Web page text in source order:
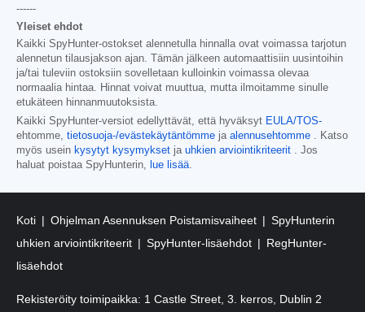
------
Yleiset ehdot
Kaikki SpyHunter-ostokset alennetulla hinnalla ovat voimassa tarjotun
alennetun tilausjakson ajan. Tämän jälkeen automaattisiin uusintoihin
ja/tai tuleviin ostoksiin sovelletaan kulloinkin voimassa olevaa
normaalia hintaa. Hinnat voivat muuttua, mutta ilmoitamme sinulle
etukäteen hinnanmuutoksista.
Kaikki SpyHunter-versiot edellyttävät, että hyväksyt EULA/TOS-
ehtomme, tietosuoja-/evästekäytäntömme ja alennusehtomme . Katso
myös usein kysytyt kysymykset ja uhkien arviointikriteerit . Jos
haluat poistaa SpyHunterin, lue lisää.
Koti Ohjelman Asennuksen Poistamisvaiheet
SpyHunterin
uhkien arviointikriteerit
SpyHunter-lisäehdot
RegHunter-
lisäehdot
Rekisteröity toimipaikka: 1 Castle Street, 3. kerros, Dublin 2